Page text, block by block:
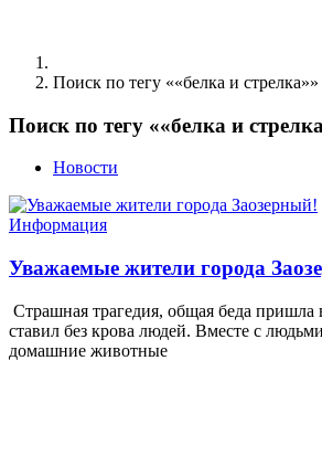
Поиск по тегу ««белка и стрелка»»
Поиск по тегу ««белка и
Новости
Информация
Уважаемые жители города
Страшная трагедия, общая беда
ставил без крова людей. Вместе с
домашние животные